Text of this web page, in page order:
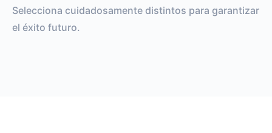
Selecciona cuidadosamente distintos para garantizar
el éxito futuro.